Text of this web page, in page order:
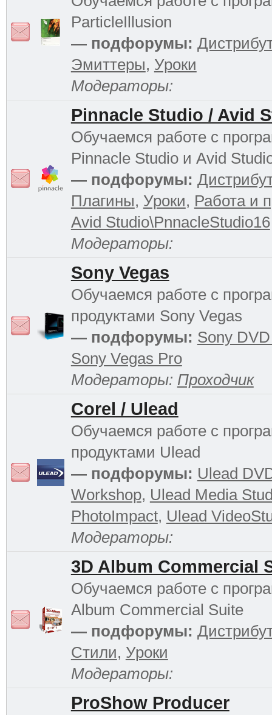
ParticleIllusion
— подфорумы:
Эмиттеры, Уроки
Модераторы:
Pinnacle Studio / Avid
Обучаемся работе с
Pinnacle Studio и Avid
— подфорумы:
Плагины, Уроки, Работа и
Avid Studio\PnnacleStudio16
Модераторы:
Sony Vegas
Обучаемся работе с
продуктами Sony Vegas
— подфорумы: Sony
Sony Vegas Pro
Модераторы: Проходчик
Corel / Ulead
Обучаемся работе с
продуктами Ulead
— подфорумы: Ulead
Workshop, Ulead Media
PhotoImpact, Ulead
Модераторы:
3D Album Commercial
Обучаемся работе с
Album Commercial Suite
— подфорумы:
Стили, Уроки
Модераторы:
ProShow Producer